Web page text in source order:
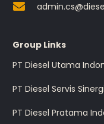
Group Links
PT Diesel Utama
PT Diesel Servis Sinergi
PT Diesel Pratama